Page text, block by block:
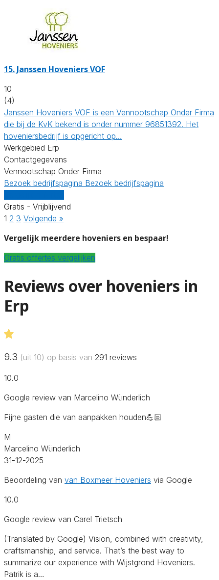
15. Janssen Hoveniers VOF
10
(4)
Janssen Hoveniers VOF is een Vennootschap Onder Firma
die bij de KvK bekend is onder nummer 96851392. Het
hoveniersbedrijf is opgericht op…
Werkgebied Erp
Contactgegevens
Vennootschap Onder Firma
Bezoek bedrijfspagina Bezoek bedrijfspagina
Gratis - Vrijblijvend
1 2 3 Volgende »
Vergelijk meerdere hoveniers en bespaar!
Gratis offertes vergelijken
Reviews over hoveniers in
Erp
9.3 (uit 10) op basis van 291 reviews
10.0
Google review van Marcelino Wünderlich
Fijne gasten die van aanpakken houden💪🏻
M
Marcelino Wünderlich
31-12-2025
Beoordeling van van Boxmeer Hoveniers via Google
10.0
Google review van Carel Trietsch
(Translated by Google) Vision, combined with creativity,
craftsmanship, and service. That’s the best way to
summarize our experience with Wijstgrond Hoveniers.
Patrik is a…